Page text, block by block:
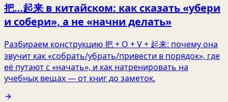
把…起来 в китайском: как сказать «убери
и собери», а не «начни делать»
Разбираем конструкцию 把 + O + V + 起来: почему она
звучит как «собрать/убрать/привести в порядок», где
её путают с «начать», и как натренировать на
учебных вещах — от книг до заметок.